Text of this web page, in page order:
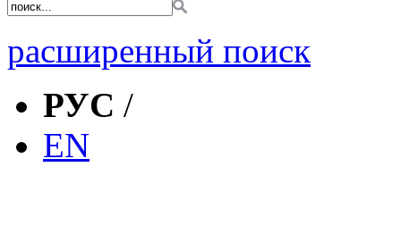
расширенный поиск
РУС /
EN